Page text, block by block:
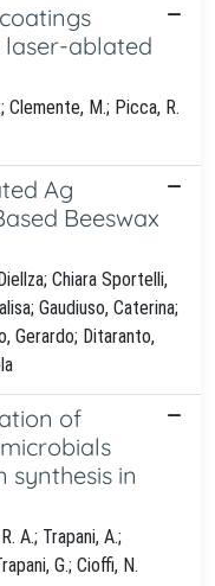
ablated
Clemente, M.; Picca, R.
Ag
Beeswax
Chiara Sportelli,
Gaudiuso, Caterina;
Gerardo; Ditaranto,
of
in
A.; Trapani, A.;
G.; Cioffi, N.